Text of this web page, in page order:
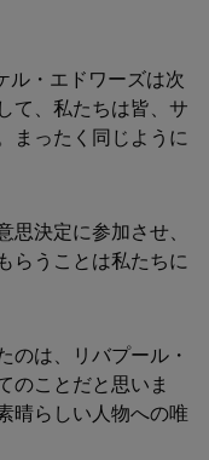
ル・エドワーズは次
て、私たちは皆、サ
まったく同じように
思決定に参加させ、
らうことは私たちに
のは、リバプール・
のことだと思いま
晴らしい人物への唯